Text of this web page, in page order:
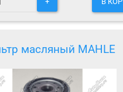
масляный MAHLE